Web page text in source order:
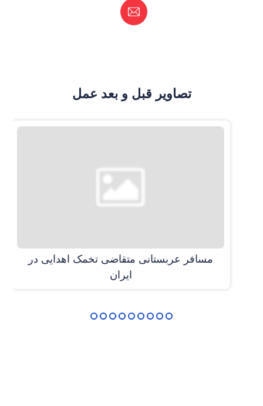
تصاویر قبل و بعد عمل
مسافر عربستانی متقاضی تخمک اهدایی در
ایران